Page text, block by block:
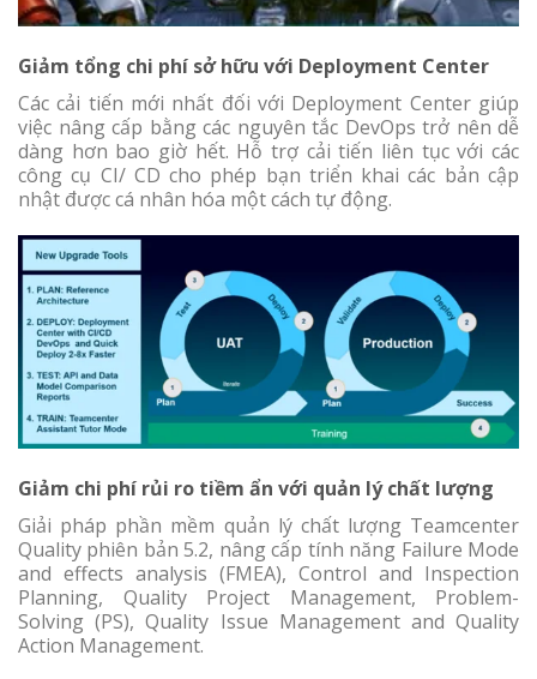
Giảm tổng chi phí sở hữu với Deployment Center
Các cải tiến mới nhất đối với Deployment Center giúp
việc nâng cấp bằng các nguyên tắc DevOps trở nên dễ
dàng hơn bao giờ hết. Hỗ trợ cải tiến liên tục với các
công cụ CI/ CD cho phép bạn triển khai các bản cập
nhật được cá nhân hóa một cách tự động.
Giảm chi phí rủi ro tiềm ẩn với quản lý chất lượng
Giải pháp phần mềm quản lý chất lượng Teamcenter
Quality phiên bản 5.2, nâng cấp tính năng Failure Mode
and effects analysis (FMEA), Control and Inspection
Planning, Quality Project Management, Problem-
Solving (PS), Quality Issue Management and Quality
Action Management.